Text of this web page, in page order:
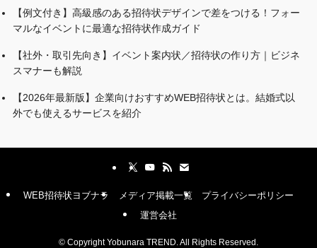
【例文付き】高級感のある招待状デザインで差をつける！フォー
マルなイベントに最適な招待状作成ガイド
【社外・取引先向き】イベント案内状／招待状の作り方｜ビジネ
スマナーも解説
【2026年最新版】企業向けおすすめWEB招待状とは。結婚式以
外でも使えるサービスを紹介
WEB招待状ヨブナラ メディア掲載一覧
プライバシーポリシー
運営会社
© Copyright Yobunara TREND. All Rights Reserved.